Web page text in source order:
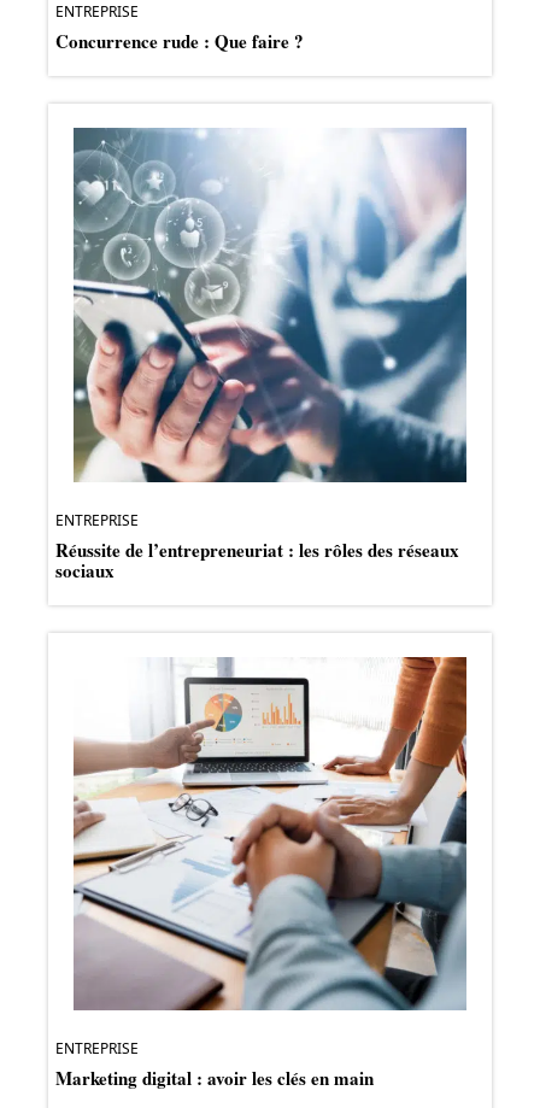
ENTREPRISE
Concurrence rude : Que faire ?
ENTREPRISE
Réussite de l’entrepreneuriat : les rôles des réseaux
sociaux
ENTREPRISE
Marketing digital : avoir les clés en main